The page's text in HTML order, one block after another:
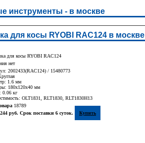
инструменты - в москве
для косы RYOBI RAC124 в москве
для косы RYOBI RAC124
нет
2002433(RAC124) / 15480773
1.6 мм
180х120х40 мм
0.06 кг
OLT1831, RLT1830, RLT1830H13
18789
руб. Срок поставки 6 суток.
Купить